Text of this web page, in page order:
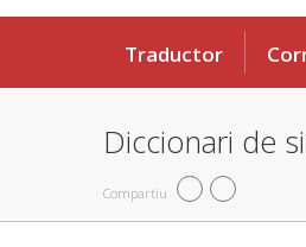
Traductor
Diccionari de
Compartiu